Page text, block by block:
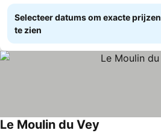
Selecteer datums om exacte prijzen
te zien
Le Moulin du Vey